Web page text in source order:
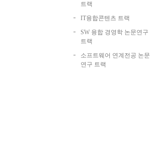
트랙
IT융합콘텐츠 트랙
SW 융합 경영학 논문연구
트랙
소프트웨어 연계전공 논문
연구 트랙